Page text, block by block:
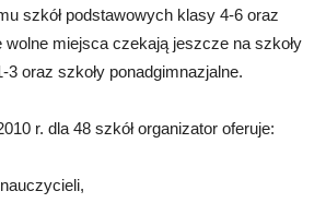
szkół podstawowych klasy 4-6 oraz
wolne miejsca czekają jeszcze na szkoły
oraz szkoły ponadgimnazjalne.
r. dla 48 szkół organizator oferuje: